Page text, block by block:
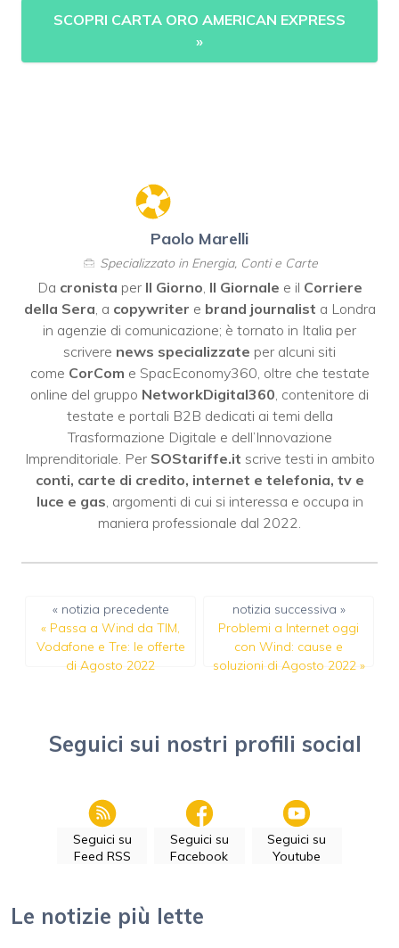
SCOPRI CARTA ORO AMERICAN EXPRESS
»
Paolo Marelli
Specializzato in Energia, Conti e Carte
Da cronista per Il Giorno Il Giornale e il Corriere
della Sera , a copywriter e brand journalist a Londra
in agenzie di comunicazione; è tornato in Italia per
scrivere news specializzate per alcuni siti
come CorCom e SpacEconomy360, oltre che testate
online del gruppo NetworkDigital360 , contenitore di
testate e portali B2B dedicati ai temi della
Trasformazione Digitale e dell’Innovazione
Imprenditoriale. Per SOStariffe.it scrive testi in ambito
conti, carte di credito, internet e telefonia, tv e
luce e gas , argomenti di cui si interessa e occupa in
maniera professionale dal 2022.
« notizia precedente
« Passa a Wind da TIM,
Vodafone e Tre: le offerte
di Agosto 2022
notizia successiva »
Problemi a Internet oggi
con Wind: cause e
soluzioni di Agosto 2022»
Seguici sui nostri profili social
Seguici su
Feed RSS
Seguici su
Facebook
Seguici su
Youtube
Le notizie più lette